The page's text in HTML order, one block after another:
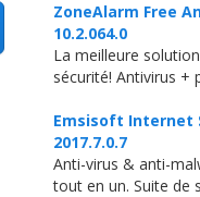
ZoneAlarm Free
10.2.064.0
La meilleure
sécurité! Antivirus +
Emsisoft Internet
2017.7.0.7
Anti-virus & anti-
tout en un. Suite de